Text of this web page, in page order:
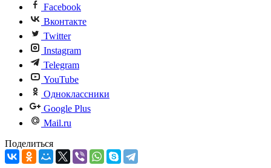
Facebook
Вконтакте
Twitter
Instagram
Telegram
YouTube
Одноклассники
Google Plus
Mail.ru
Поделиться